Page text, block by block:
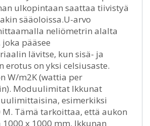
ulkopintaan saattaa tiivistyä
sääoloissa.U-arvo
neliömetrin alalta
pääsee
lävitse, kun sisä- ja
on yksi celsiusaste.
W/m2K (wattia per
Moduulimitat Ikkunat
esimerkiksi
M. Tämä tarkoittaa, että aukon
x 1000 mm. Ikkunan